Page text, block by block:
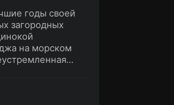
годы своей
загородных
на морском